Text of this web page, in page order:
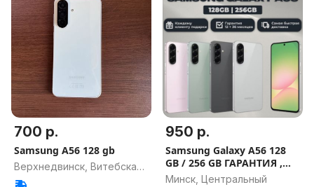
700 р.
Samsung A56 128 gb
Верхнедвинск, Витебская
обл.
950 р.
Samsung Galaxy A56 128
GB / 256 GB ГАРАНТИЯ ,
НОВЫЕ , ДОСТАВКА
Минск, Центральный